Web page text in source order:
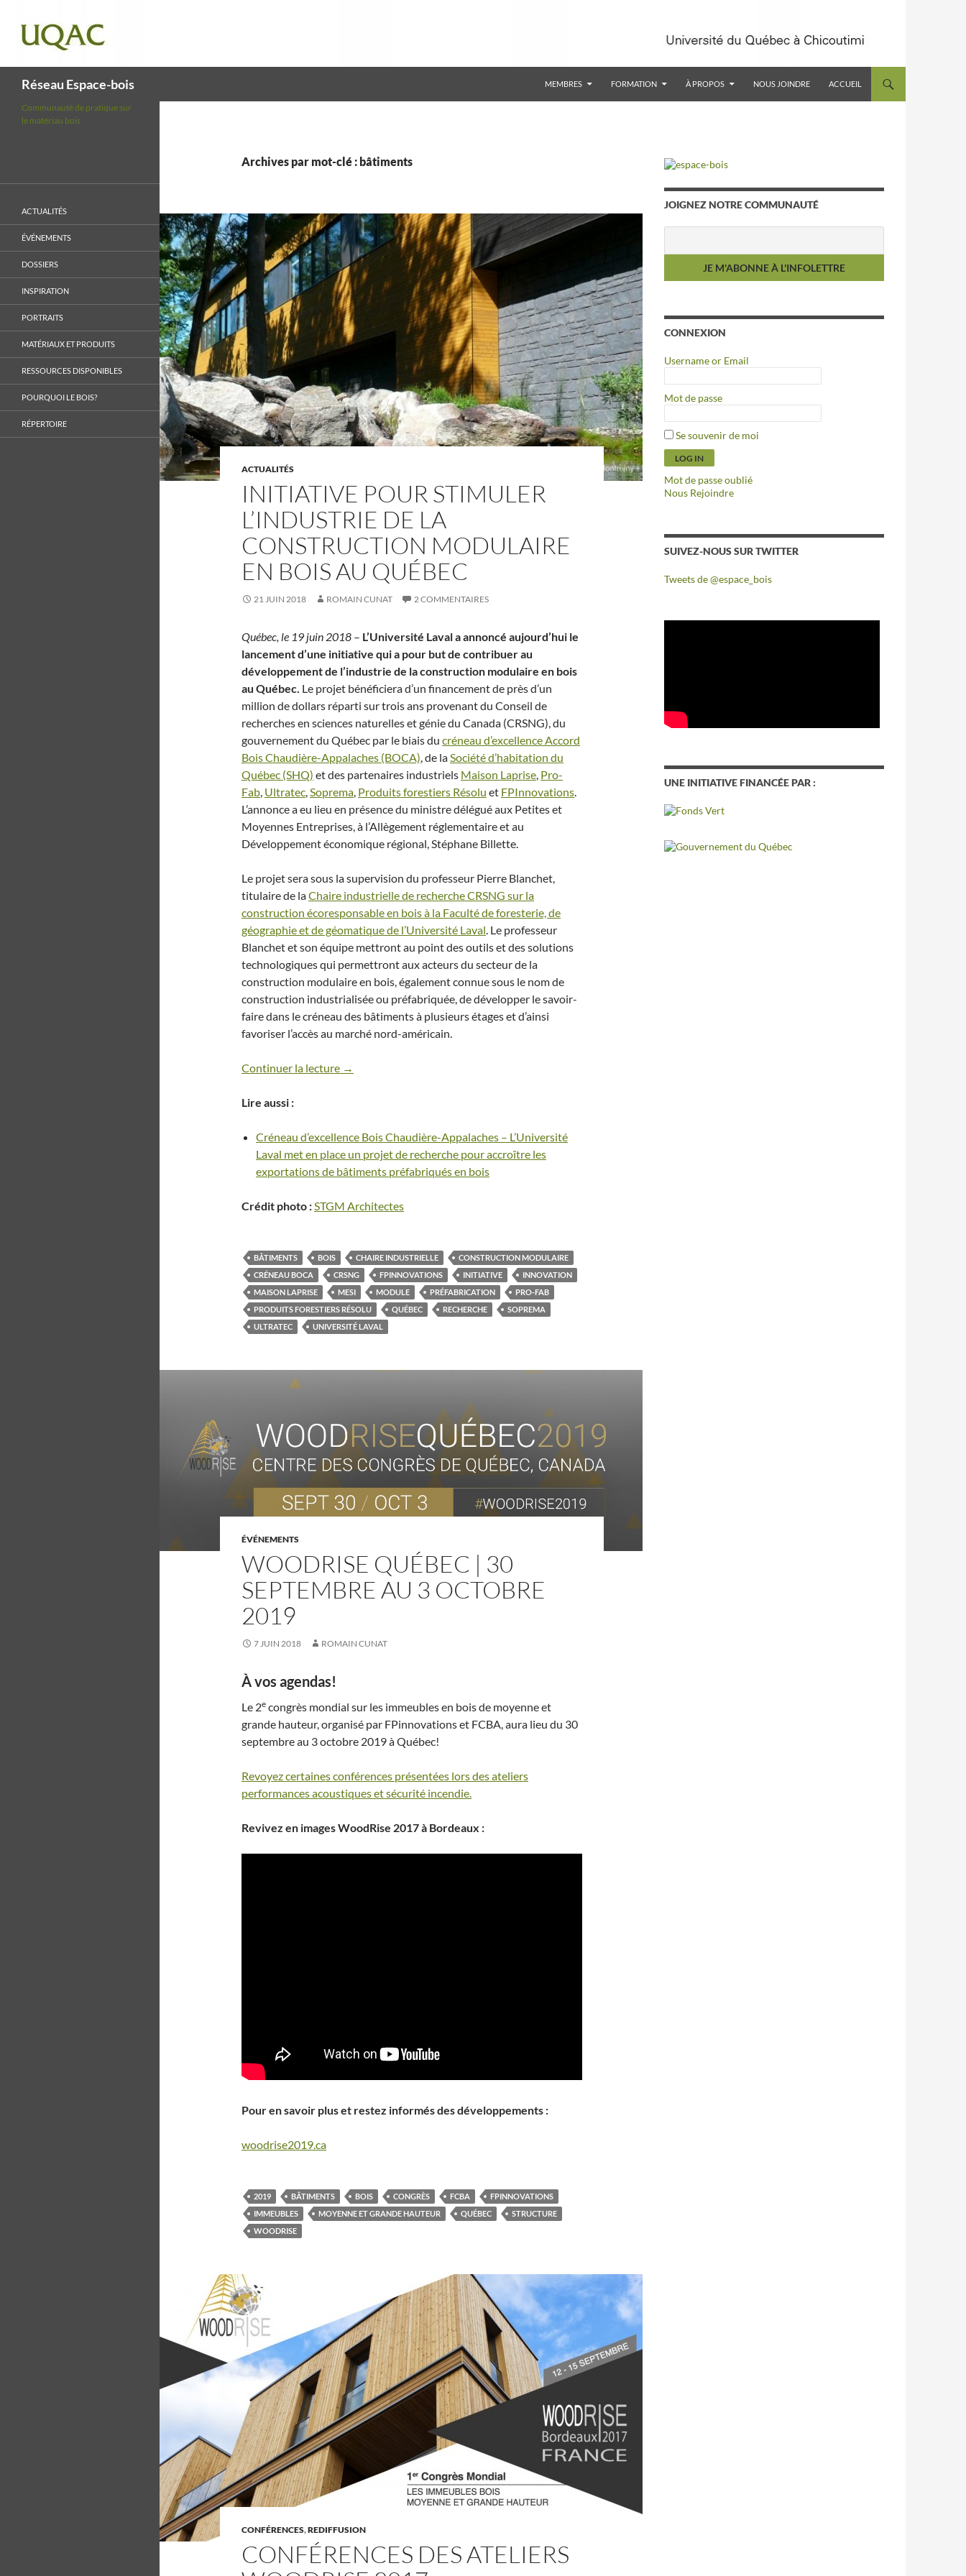
Réseau Espace-bois
MEMBRES
FORMATION À PROPOS NOUS JOINDRE ACCUEIL
Archives par mot-clé : bâtiments
ACTUALITÉS
INITIATIVE POUR STIMULER
L’INDUSTRIE DE LA
CONSTRUCTION MODULAIRE
EN BOIS AU QUÉBEC
21 JUIN 2018 ROMAIN CUNAT 2 COMMENTAIRES
Québec, le 19 juin 2018 – L’Université Laval a annoncé aujourd’hui le
lancement d’une initiative qui a pour but de contribuer au
développement de l’industrie de la construction modulaire en bois
au Québec. Le projet bénéficiera d’un financement de près d’un
million de dollars réparti sur trois ans provenant du Conseil de
recherches en sciences naturelles et génie du Canada (CRSNG), du
gouvernement du Québec par le biais du créneau d’excellence Accord
Bois Chaudière-Appalaches (BOCA), de laSociété d’habitation du
Québec (SHQ) et des partenaires industriels Maison Laprise, Pro-
Fab, Ultratec,Soprema, Produits forestiers Résolu et FPInnovations.
L’annonce a eu lieu en présence du ministre délégué aux Petites et
Moyennes Entreprises, à l’Allègement réglementaire et au
Développement économique régional, Stéphane Billette.
Le projet sera sous la supervision du professeur Pierre Blanchet,
titulaire de laChaire industrielle de recherche CRSNG sur la
construction écoresponsable en bois à la Faculté de foresterie, de
géographie et de géomatique de l’Université Laval. Le professeur
Blanchet et son équipe mettront au point des outils et des solutions
technologiques qui permettront aux acteurs du secteur de la
construction modulaire en bois, également connue sous le nom de
construction industrialisée ou préfabriquée, de développer le savoir-
faire dans le créneau des bâtiments à plusieurs étages et d’ainsi
favoriser l’accès au marché nord-américain.
Continuer la lecture →
Lire aussi :
Créneau d’excellence Bois Chaudière-Appalaches – L’Université
Laval met en place un projet de recherche pour accroître les
exportations de bâtiments préfabriqués en bois
Crédit photo :STGM Architectes
BÂTIMENTS BOIS CHAIRE INDUSTRIELLE
CONSTRUCTION MODULAIRE
CRÉNEAU BOCA
CRSNG FPINNOVATIONS INITIATIVE
INNOVATION
MAISON LAPRISE
MESI MODULE PRÉFABRICATION
PRO-FAB
PRODUITS FORESTIERS RÉSOLU
QUÉBEC RECHERCHE
SOPREMA
ULTRATEC
UNIVERSITÉ LAVAL
ÉVÉNEMENTS
WOODRISE QUÉBEC | 30
SEPTEMBRE AU 3 OCTOBRE
2019
7 JUIN 2018 ROMAIN CUNAT
À vos agendas!
Le 2e congrès mondial sur les immeubles en bois de moyenne et
grande hauteur, organisé par FPinnovations et FCBA, aura lieu du 30
septembre au 3 octobre 2019 à Québec!
Revoyez certaines conférences présentées lors des ateliers
performances acoustiques et sécurité incendie.
Revivez en images WoodRise 2017 à Bordeaux :
Pour en savoir plus et restez informés des développements :
woodrise2019.ca
2019 BÂTIMENTS BOIS CONGRÈS FCBA
FPINNOVATIONS
IMMEUBLES
MOYENNE ET GRANDE HAUTEUR QUÉBEC
STRUCTURE
WOODRISE
CONFÉRENCES,REDIFFUSION
CONFÉRENCES DES ATELIERS
JOIGNEZ NOTRE COMMUNAUTÉ
CONNEXION
Username or Email
Mot de passe
Se souvenir de moi
Mot de passe oublié
Nous Rejoindre
SUIVEZ-NOUS SUR TWITTER
Tweets de @espace_bois
UNE INITIATIVE FINANCÉE PAR :
Communauté de pratique sur
le matériau bois
ACTUALITÉS
ÉVÉNEMENTS
DOSSIERS
INSPIRATION
PORTRAITS
MATÉRIAUX ET PRODUITS
RESSOURCES DISPONIBLES
POURQUOI LE BOIS?
RÉPERTOIRE